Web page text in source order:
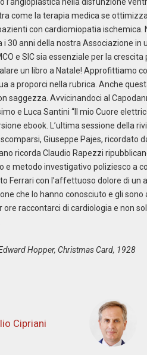
come la terapia medica se
con cardiomiopatia
i 30 anni della nostra Associazione in
e SIC sia essenziale per la
un libro a Natale! Approfittiamo
a proporci nella rubrica. Anche
saggezza. Avvicinandoci al
e Luca Santini “Il mio Cuore
ebook. L’ultima sessione della
Giuseppe Pajes, ricordato
ricorda Claudio Rapezzi
e metodo investigativo poliziesco a
Ferrari con l’affettuoso dolore di un
che lo hanno conosciuto e gli
raccontarci di cardiologia e non
Hopper, Christmas Card, 1928
Cipriani